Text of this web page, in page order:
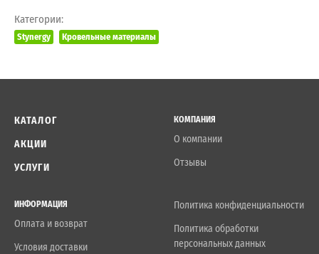
Категории:
Stynergy Кровельные материалы
КАТАЛОГ
АКЦИИ
УСЛУГИ
КОМПАНИЯ
О компании
Отзывы
ИНФОРМАЦИЯ
Оплата и возврат
Условия доставки
Политика конфиденциальности
Политика обработки
персональных данных